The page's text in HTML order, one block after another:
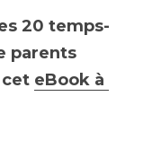
20 temps-
parents
cet eBook à